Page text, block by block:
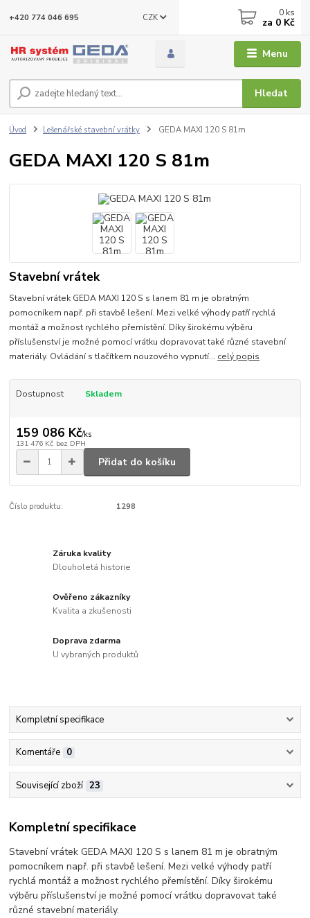
Menu
CZK
Hledat
+420 774 046 695 0 ks
za 0 Kč
Úvod Lešenářské stavební vrátky GEDA MAXI 120 S 81m
GEDA MAXI 120 S 81m
Stavební vrátek
Stavební vrátek GEDA MAXI 120 S s lanem 81 m je obratným
pomocníkem např. při stavbě lešení. Mezi velké výhody patří rychlá
montáž a možnost rychlého přemístění. Díky širokému výběru
příslušenství je možné pomocí vrátku dopravovat také různé stavební
materiály. Ovládání s tlačítkem nouzového vypnutí... celý popis
Dostupnost Skladem
159 086 Kč/ks
131 476 Kč bez DPH
Přidat do košíku
Číslo produktu: 1298
Záruka kvality
Dlouholetá historie
Ověřeno zákazníky
Kvalita a zkušenosti
Doprava zdarma
U vybraných produktů
Kompletní specifikace
Komentáře 0
Související zboží 23
Kompletní specifikace
Stavební vrátek GEDA MAXI 120 S s lanem 81 m je obratným
pomocníkem např. při stavbě lešení. Mezi velké výhody patří
rychlá montáž a možnost rychlého přemístění. Díky širokému
výběru příslušenství je možné pomocí vrátku dopravovat také
různé stavební materiály.